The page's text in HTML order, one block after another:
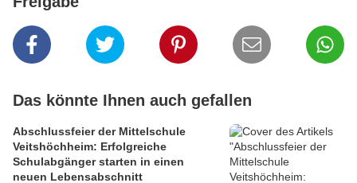
Das könnte Ihnen auch gefallen
Abschlussfeier der Mittelschule
Veitshöchheim: Erfolgreiche
Schulabgänger starten in einen
neuen Lebensabschnitt